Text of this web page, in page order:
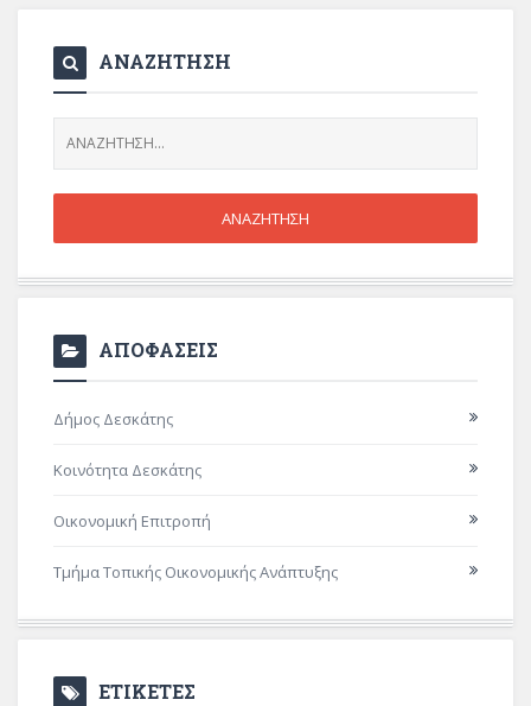
ΑΝΑΖΗΤΗΣΗ
ΑΠΟΦΑΣΕΙΣ
Δήμος Δεσκάτης
Κοινότητα Δεσκάτης
Οικονομική Επιτροπή
Τμήμα Τοπικής Οικονομικής Ανάπτυξης
ΕΤΙΚΕΤΕΣ